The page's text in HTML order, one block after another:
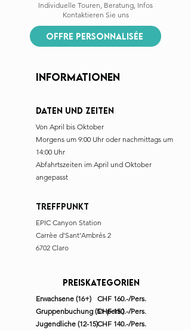
Individuelle Touren, Beratung, Infos
Kontaktieren Sie uns
offre personnalisée
INFORMATIONen
Daten und Zeiten
Von April bis Oktober
Morgens um 9:00 Uhr oder nachmittags um
14:00 Uhr
Abfahrtszeiten im April und Oktober
angepasst
Treffpunkt
EPIC Canyon Station
Carrèe d'Sant'Ambrés 2
6702 Claro
Erwachsene (16+)
Gruppenbuchung (5+ pers.)
Jugendliche (12-15)
CHF 160.-/Pers.
CHF 150.-/Pers.
CHF 140.-/Pers.
Preiskategorien